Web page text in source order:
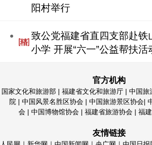
阳村举行
致公党福建省直四支部赴铁
小学 开展“六一”公益帮扶活
官方机构
国家文化和旅游部 | 福建省文化和旅游厅 | 中国旅
院 | 中国风景名胜区协会 | 中国旅游景区协会|
会 | 中国博物馆协会 | 福建省旅游协会 | 福
友情链接